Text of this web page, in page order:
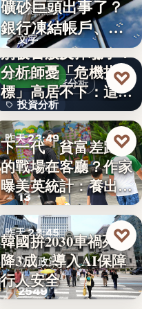
財經焦點
文字
礦砂巨頭出事了？
銀行凍結帳戶、礦
商急…
投資分析
昨天 23:59
投資分析
4.63%
別被台股反彈騙了？
分析師憂「危機指
標」高居不下：這次
一殺…
♡
昨天 23:49
親子教養
13
下一代「貧富差距」
的戰場在客廳？作家
曝美英統計：養出高
學…
♡
昨天 23:45
交通政策
2549
韓國拚2030車禍死亡
降3成 導入AI保障
行人安全
♡